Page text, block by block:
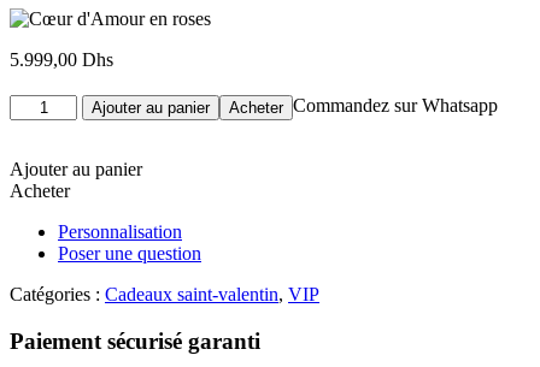
5.999,00 Dhs
quantité
de
d'Amour
en
Ajouter au panier Acheter Commandez sur Whatsapp
Ajouter au panier
Acheter
Personnalisation
Poser une question
Catégories : Cadeaux saint-valentin, VIP
Paiement sécurisé garanti